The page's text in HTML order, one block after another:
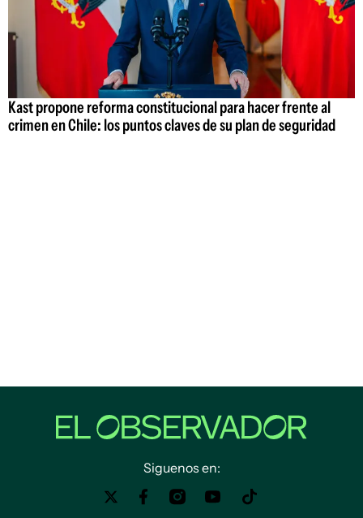
Kast propone reforma constitucional para hacer frente al
crimen en Chile: los puntos claves de su plan de seguridad
Siguenos en: